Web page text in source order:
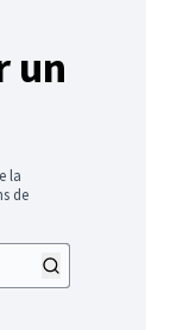
un
la
de